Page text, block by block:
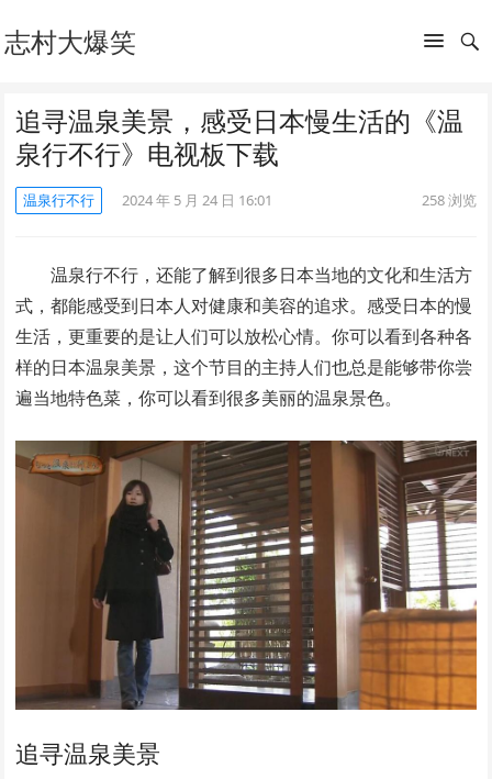
志村大爆笑
追寻温泉美景，感受日本慢生活的《温
泉行不行》电视板下载
温泉行不行 2024 年 5 月 24 日 16:01 258浏览
温泉行不行，还能了解到很多日本当地的文化和生活方
式，都能感受到日本人对健康和美容的追求。感受日本的慢
生活，更重要的是让人们可以放松心情。你可以看到各种各
样的日本温泉美景，这个节目的主持人们也总是能够带你尝
遍当地特色菜，你可以看到很多美丽的温泉景色。
追寻温泉美景